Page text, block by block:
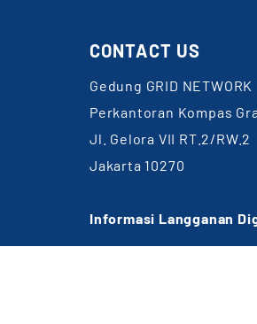
CONTACT US
Gedung GRID NETWORK
Perkantoran Kompas
Jl. Gelora VII RT.2/RW.2
Jakarta 10270
Informasi Langganan